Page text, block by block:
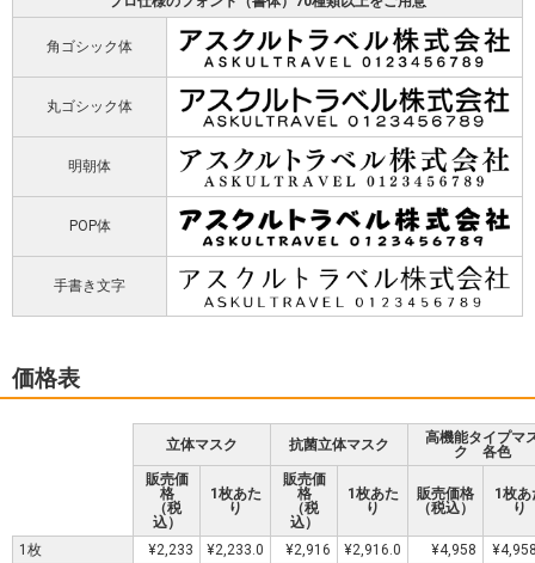
角ゴシック体
丸ゴシック体
明朝体
POP体
手書き文字
価格表
立体マスク 抗菌立体マスク
高機能タイプマ
ク 各色
販売価
格
（税
込）
1枚あた
り
販売価
格
（税
込）
1枚あた
り
販売価格
（税込）
1枚あ
り
1枚 ¥2,233 ¥2,233.0 ¥2,916 ¥2,916.0 ¥4,958